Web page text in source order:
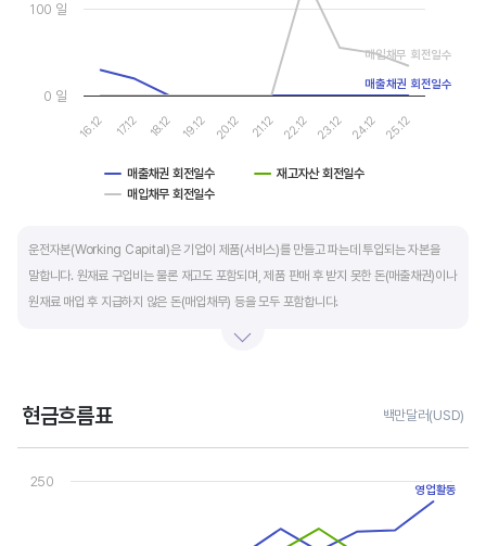
매출채권 회전일수
재고자산 회전일수
매입채무 회전일수
16.12 17.12 18.12 19.12 20.12 21.12 22.12 23.12 24.12 25.12
0 일
100 일
매출채권 회전일수
매입채무 회전일수
운전자본(Working Capital)은 기업이 제품(서비스)를 만들고 파는데 투입되는 자본을
말합니다. 원재료 구입비는 물론 재고도 포함되며, 제품 판매 후 받지 못한 돈(매출채권)이나
원재료 매입 후 지급하지 않은 돈(매입채무) 등을 모두 포함합니다.
높습니다. 따라서 운전자본 규모 보다는 현금이 잘 돌고 있는지를 확인할 수 있는 운전자본
운전자본 회전일수는 낮을 수록 좋습니다. 운전자본 회전일수가 낮으면 회사의 현금 회전이
빠릅니다. 현금 → 원재료 → 제품 → 매출채권 → 현금으로 회수되는 기간이 짧아 회사의
현금흐름표 백만달러(USD)
Chart
View as data table, Chart
The chart has 1 Y axis displaying values. Data ranges from -
250
영업활동